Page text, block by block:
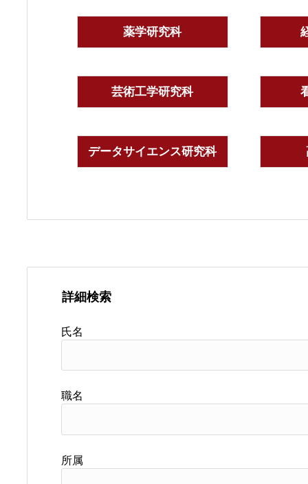
薬学研究科
芸術工学研究科
データサイエンス研究科
詳細検索
氏名
職名
所属